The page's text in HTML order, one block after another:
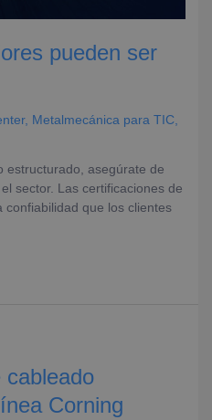
pueden ser
, Metalmecánica para TIC
estructurado, asegúrate de
sector. Las certificaciones de
que los clientes
cableado
Corning